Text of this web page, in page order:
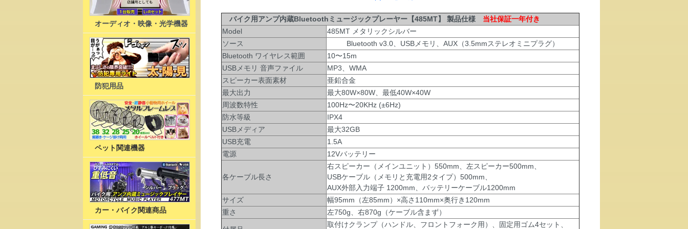
バイク用アンプ内蔵Bluetoothミュージックプレーヤー【485MT】 製品仕様 当社保証一年付き
Model
485MT メタリックシルバー
ソース
Bluetooth v3.0、USBメモリ、AUX（3.5mmステレオミニプラグ）
Bluetooth ワイヤレス範囲
10〜15m
USBメモリ 音声ファイル
MP3、WMA
スピーカー表面素材
亜鉛合金
最大出力
最大80W×80W、最低40W×40W
周波数特性
100Hz〜20KHz (±6Hz)
防水等級
IPX4
USBメディア
最大32GB
USB充電
1.5A
電源
12Vバッテリー
各ケーブル長さ
右スピーカー（メインユニット）550mm、左スピーカー500mm、
USBケーブル（メモリと充電用2タイプ）500mm、
AUX外部入力端子 1200mm、バッテリーケーブル1200mm
サイズ
幅95mm（左85mm）×高さ110mm×奥行き120mm
重さ
左750g、右870g（ケーブル含まず）
取付けクランプ（ハンドル、フロントフォーク用）、固定用ゴム4セット、
オーディオ・映像・光学機器
防犯用品
ペット関連機器
カー・バイク関連商品